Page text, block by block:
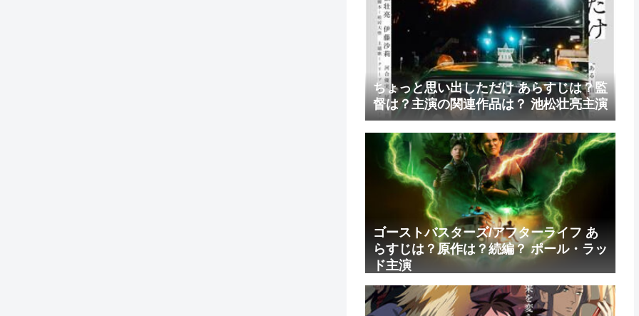
ちょっと思い出しただけ あらすじは？監
督は？主演の関連作品は？ 池松壮亮主演
ゴーストバスターズ/アフターライフ あ
らすじは？原作は？続編？ ポール・ラッ
ド主演